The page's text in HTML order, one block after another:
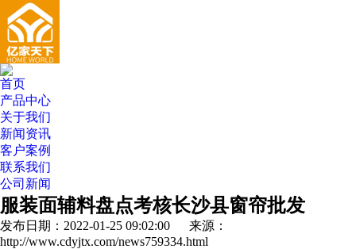
首页
产品中心
关于我们
新闻资讯
客户案例
联系我们
公司新闻
服装面辅料盘点考核长沙县窗帘批发
发布日期：2022-01-25 09:02:00 来源：
http://www.cdyjtx.com/news759334.html